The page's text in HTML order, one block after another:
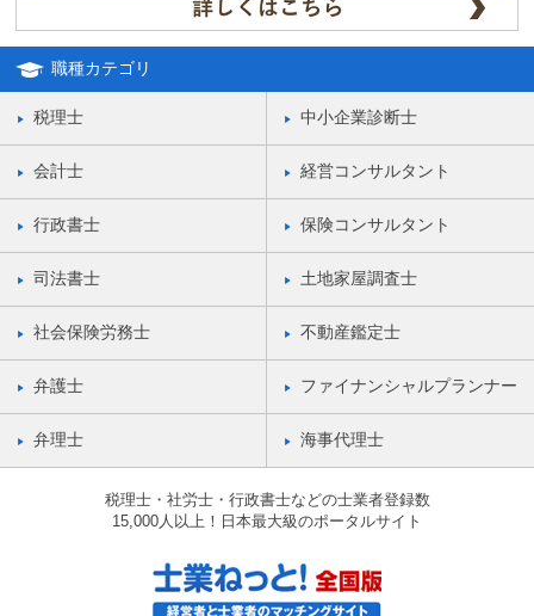
職種カテゴリ
税理士 中小企業診断士
会計士 経営コンサルタント
行政書士 保険コンサルタント
司法書士 土地家屋調査士
社会保険労務士 不動産鑑定士
弁護士 ファイナンシャルプランナー
弁理士 海事代理士
税理士・社労士・行政書士などの士業者登録数
15,000人以上！日本最大級のポータルサイト